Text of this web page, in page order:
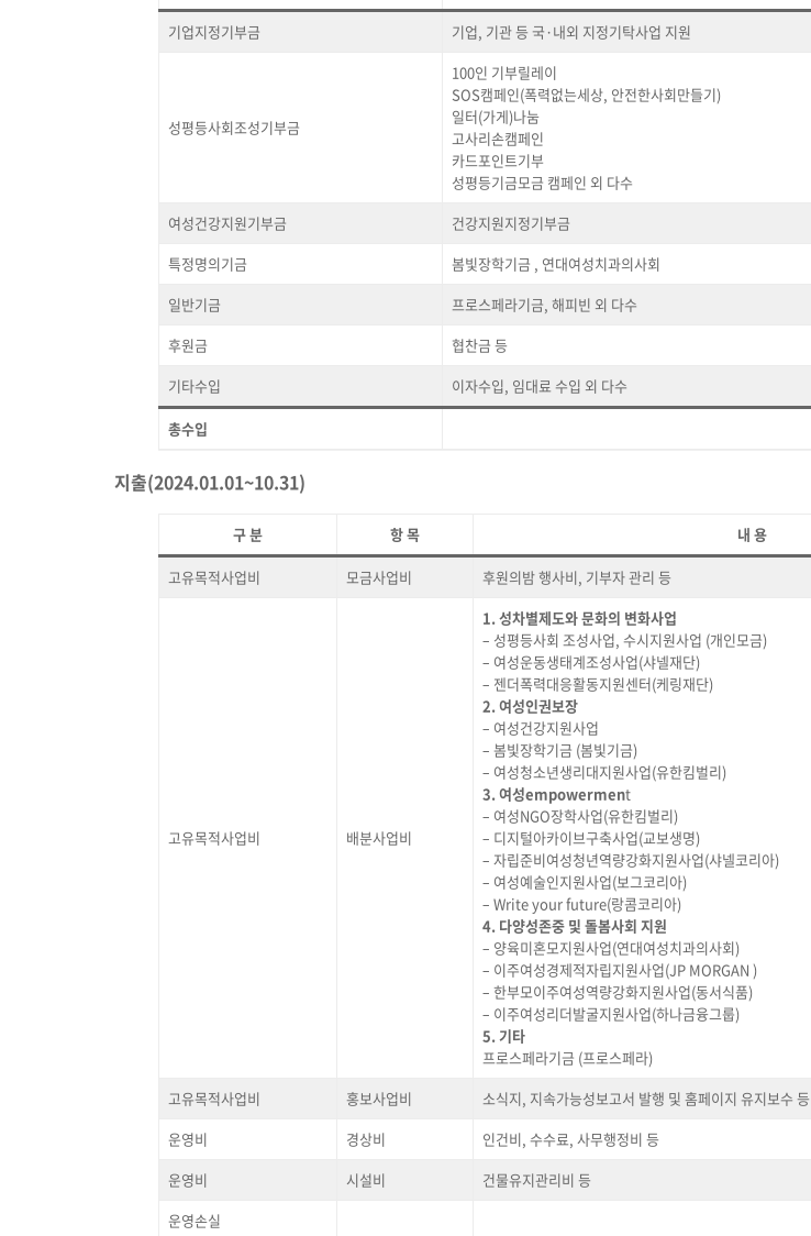
기업지정기부금 기업, 기관 등 국·내외 지정기탁사업 지원
성평등사회조성기부금
100인 기부릴레이
SOS캠페인(폭력없는세상, 안전한사회만들기)
일터(가게)나눔
고사리손캠페인
카드포인트기부
성평등기금모금 캠페인 외 다수
여성건강지원기부금 건강지원지정기부금
특정명의기금
봄빛장학기금 , 연대여성치과의사회
일반기금
프로스페라기금, 해피빈 외 다수
후원금
협찬금 등
기타수입
이자수입, 임대료 수입 외 다수
총수입
지출(2024.01.01~10.31)
구 분 항 목 내 용
고유목적사업비 모금사업비 후원의밤 행사비, 기부자 관리 등
고유목적사업비 배분사업비
1. 성차별제도와 문화의 변화사업
– 성평등사회 조성사업, 수시지원사업 (개인모금)
– 여성운동생태계조성사업(샤넬재단)
– 젠더폭력대응활동지원센터(케링재단)
2. 여성인권보장
– 여성건강지원사업
– 봄빛장학기금 (봄빛기금)
– 여성청소년생리대지원사업(유한킴벌리)
3. 여성empowerment
– 여성NGO장학사업(유한킴벌리)
– 디지털아카이브구축사업(교보생명)
– 자립준비여성청년역량강화지원사업(샤넬코리아)
– 여성예술인지원사업(보그코리아)
– Write your future(랑콤코리아)
4. 다양성존중 및 돌봄사회 지원
– 양육미혼모지원사업(연대여성치과의사회)
– 이주여성경제적자립지원사업(JP MORGAN )
– 한부모이주여성역량강화지원사업(동서식품)
– 이주여성리더발굴지원사업(하나금융그룹)
5. 기타
프로스페라기금 (프로스페라)
고유목적사업비 홍보사업비 소식지, 지속가능성보고서 발행 및 홈페이지 유지보수 등
운영비
경상비 인건비, 수수료, 사무행정비 등
운영비
시설비 건물유지관리비 등
운영손실